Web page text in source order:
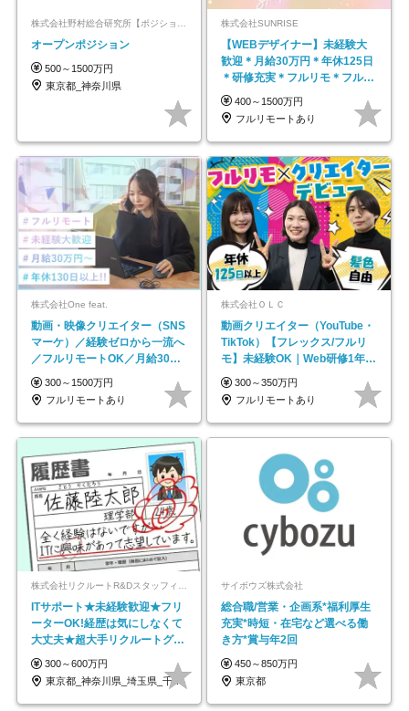
オープンポジション
500～1500万円
東京都_神奈川県
株式会社SUNRISE
【WEBデザイナー】未経験大
歓迎＊月給30万円＊年休125日
＊研修充実＊フルリモ＊フルフ
レックス＊
400～1500万円
フルリモートあり
株式会社One feat.
動画・映像クリエイター（SNS
マーケ）／経験ゼロから一流へ
／フルリモートOK／月給30万
円～／年休130日以上
300～1500万円
フルリモートあり
株式会社ＯＬＣ
動画クリエイター（YouTube・
TikTok）【フレックス/フルリ
モ】未経験OK｜Web研修1年間
｜副業OK
300～350万円
フルリモートあり
株式会社リクルートR&Dスタッフィング【リクルートグループ】
ITサポート★未経験歓迎★フリ
ーターOK!経歴は気にしなくて
大丈夫★超大手リクルートグル
ープの正社員/sg
300～600万円
東京都_神奈川県_埼玉県_千葉県_大阪府…
サイボウズ株式会社
総合職/営業・企画系*福利厚生
充実*時短・在宅など選べる働
き方*賞与年2回
450～850万円
東京都